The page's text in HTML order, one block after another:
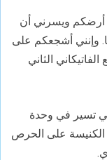
أرضكم ويسرني أن
وإنني أشجعكم على
الثاني
تسير في وحدة
الكنيسة على الحرص